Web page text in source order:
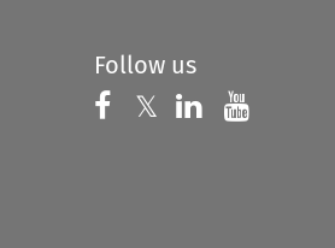
Follow us
Follow us on
𝕏 Follow us on
Follow us